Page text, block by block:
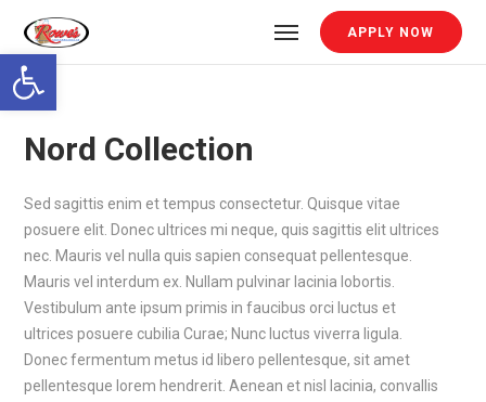
Open toolbar
APPLY NOW
Nord Collection
Sed sagittis enim et tempus consectetur. Quisque vitae
posuere elit. Donec ultrices mi neque, quis sagittis elit ultrices
nec. Mauris vel nulla quis sapien consequat pellentesque.
Mauris vel interdum ex. Nullam pulvinar lacinia lobortis.
Vestibulum ante ipsum primis in faucibus orci luctus et
ultrices posuere cubilia Curae; Nunc luctus viverra ligula.
Donec fermentum metus id libero pellentesque, sit amet
pellentesque lorem hendrerit. Aenean et nisl lacinia, convallis